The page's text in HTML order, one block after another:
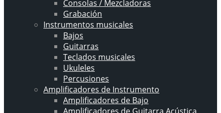
Consolas / Mezcladoras
Grabación
Instrumentos musicales
Bajos
Guitarras
Teclados musicales
Ukuleles
Percusiones
Amplificadores de Instrumento
Amplificadores de Bajo